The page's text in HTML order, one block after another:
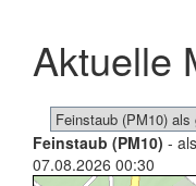
Aktuelle
Feinstaub (PM10) -
07.08.2026 00:30